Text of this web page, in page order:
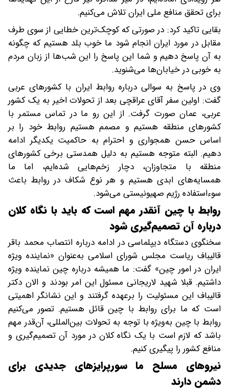
برای تحقق منافع ملی ایران تلاش می‌کنیم.
بقایی تاکید کرد: در صورتی که کوچک‌ترین خطایی از سوی طرف
مقابل در مورد ایران انجام شود ما خوب بلد هستیم که چگونه
به آن پاسخ دهیم و شما این پاسخ را این شب‌ها از زبان مردم
به خوبی در خیابان‌ها می‌شنوید.
وی در پاسخ به سوالی درباره روابط ایران با کشورهای عربی
گفت: اولین سفر آقای عراقچی بعد از تحولات اخیر به یک کشور
عربی، عمان صورت گرفت. از این رو ما در تماس مستمر با
کشورهای منطقه هستیم و مصمم هستیم روابط خود را بر
اساس حسن همجواری و احترام به حاکمیت یکدیگر ادامه
دهیم. البته متوجه هستیم به دلیل همدستی برخی کشورهای
منطقه با متجاوزان، دچار زخم‌هایی شده‌ایم، اما ما
همسایه‌های ابدی هستیم و هر نوع شکاف در روابط باعث
سوءاستفاده رژیم صهیونیستی می‌شود.
روابط با چین آنقدر مهم است که باید با نگاه کلان
درباره آن تصمیم‌گیری شود
سخنگوی دستگاه دیپلماسی در ادامه درباره انتصاب محمد باقر
قالیباف ریاست مجلس شورای اسلامی به‌عنوان «نماینده ویژه
ایران در امور چین» گفت: ما همیشه درباره چین نماینده ویژه
داشتیم. قبلا شهید لاریجانی مسئول این امر بودند و الان دکتر
قالیباف این مسئولیت را برعهده گرفتند و این نشانگر اهمیتی
است که ما برای روابط با چین قائل هستیم. تصور می‌کنیم
روابط با چین به‌ویژه با توجه به تحولات بین‌المللی، آن‌قدر مهم
باشد که لازم است با یک نگاه کلان در مورد آن تصمیم‌گیری و
منافع کشور را پیگیری کنیم.
نیروهای مسلح ما سورپرایزهای جدیدی برای
دشمن دارند